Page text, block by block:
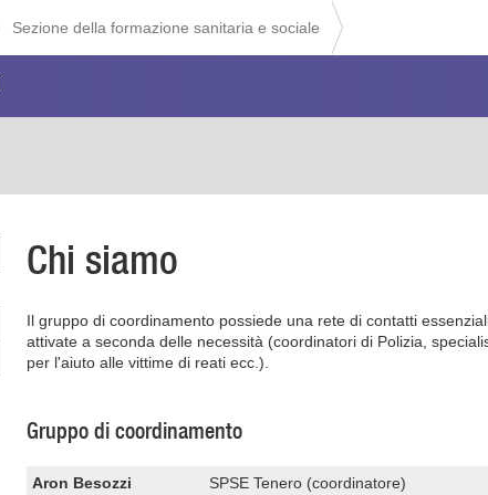
Sezione della formazione sanitaria e sociale
Chi siamo
Il gruppo di coordinamento possiede una rete di contatti
attivate a seconda delle necessità (coordinatori di Polizia,
per l'aiuto alle vittime di reati ecc.).
Gruppo di coordinamento
Aron Besozzi
SPSE Tenero (coordinatore)